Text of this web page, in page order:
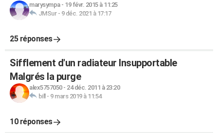
marysympa- 19 févr. 2015 à 11:25
JMSur- 9 déc. 2021 à 17:17
25 réponses
Sifflement d'un radiateur Insupportable
Malgrés la purge
alex5757050- 24 déc. 2011 à 23:20
bill - 9 mars 2019 à 11:54
10 réponses